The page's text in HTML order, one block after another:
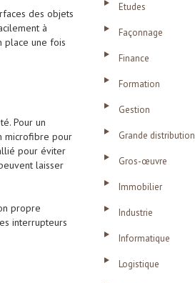
des objets
à
place une fois
Pour un
microfibre pour
pour éviter
laisser
propre
interrupteurs
Etudes
Façonnage
Finance
Formation
Gestion
Grande distribution
Gros-œuvre
Immobilier
Industrie
Informatique
Logistique